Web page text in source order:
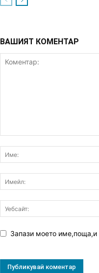
ВАШИЯТ КОМЕНТАР
Запази моето име,поща,и